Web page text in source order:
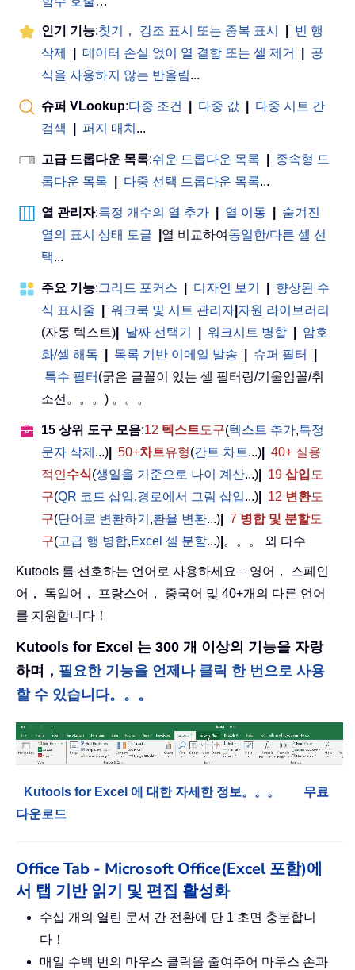
인기 기능:찾기， 강조 표시 또는 중복 표시
빈 행
삭제
데이터 손실 없이 열 결합 또는 셀 제거
공
식을 사용하지 않는 반올림...
슈퍼 VLookup:다중 조건 다중 값
다중 시트 간
검색
퍼지 매치 ...
고급 드롭다운 목록:쉬운 드롭다운 목록
종속형 드
롭다운 목록
다중 선택 드롭다운 목록...
열 관리자:특정 개수의 열 추가 열 이동
숨겨진
열의 표시 상태 토글
열 비교하여 동일한/다른 셀 선
택...
주요 기능:그리드 포커스 디자인 보기
향상된 수
식 표시줄
워크북 및 시트 관리자 자원 라이브러리
(자동 텍스트)
날짜 선택기 워크시트 병합
암호
화/셀 해독
목록 기반 이메일 발송 슈퍼 필터
특수 필터 (굵은 글꼴이 있는 셀 필터링/기울임꼴/취
소선。。。) 。。。
15 상위 도구 모음:12 텍스트도구(텍스트 추가,특정
문자 삭제 ...) 50+차트유형(간트 차트...)
40+ 실용
적인수식(생일을 기준으로 나이 계산...) 19 삽입 도
구(QR 코드 삽입,경로에서 그림 삽입...) 12 변환도
구(단어로 변환하기 ,환율 변환...) 7 병합 및 분할도
구(고급 행 병합,Excel 셀 분할...) 。。。 외 다수
Kutools 를 선호하는 언어로 사용하세요 – 영어， 스페인
어， 독일어， 프랑스어， 중국어 및 40+개의 다른 언어
를 지원합니다！
Kutools for Excel 는 300 개 이상의 기능을 자랑
하며， 필요한 기능을 언제나 클릭 한 번으로 사용
할 수 있습니다。。。
Kutools for Excel 에 대한 자세한 정보。。。
무료
다운로드
Office Tab - Microsoft Office(Excel 포함)에
서 탭 기반 읽기 및 편집 활성화
수십 개의 열린 문서 간 전환에 단 1 초면 충분합니
다！
매일 수백 번의 마우스 클릭을 줄여주어 마우스 손과